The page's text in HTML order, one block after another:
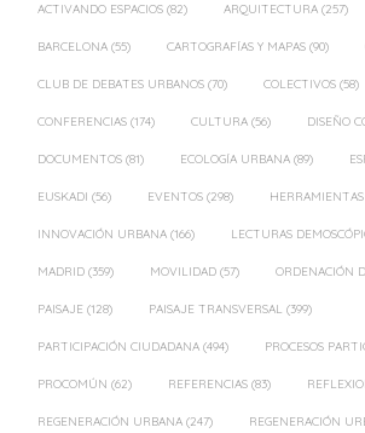
ACTIVANDO ESPACIOS (82) ARQUITECTURA (257)
BARCELONA (55) CARTOGRAFÍAS Y MAPAS (90)
CLUB DE DEBATES URBANOS (70) COLECTIVOS (58)
CONFERENCIAS (174) CULTURA (56) DISEÑO
DOCUMENTOS (81) ECOLOGÍA URBANA (89)
EUSKADI (56) EVENTOS (298)
INNOVACIÓN URBANA (166) LECTURAS
MADRID (359) MOVILIDAD (57) ORDENACIÓN
PAISAJE (128) PAISAJE TRANSVERSAL (399)
PARTICIPACIÓN CIUDADANA (494) PROCESOS
PROCOMÚN (62) REFERENCIAS (83)
REGENERACIÓN URBANA (247) REGENERACIÓN